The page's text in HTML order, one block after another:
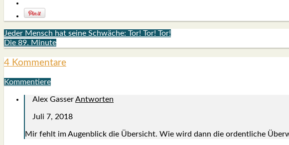
Jeder Mensch hat seine Schwäche: Tor! Tor! Tor!
Die 89. Minute
4 Kommentare
Kommentiere
Alex GasserAntworten
Juli 7, 2018
Mir fehlt im Augen­blick die Über­sicht. Wie wird dann die ordent­li­che